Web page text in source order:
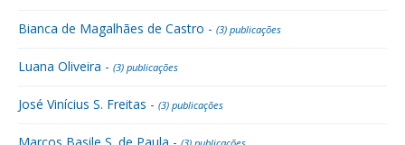
Bianca de Magalhães de Castro - (3) publicações
Luana Oliveira - (3) publicações
José Vinícius S. Freitas - (3) publicações